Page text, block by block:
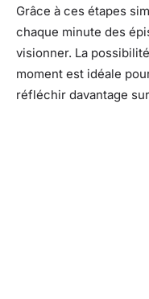
Grâce à ces étapes
chaque minute des
visionner. La
moment est idéale
réfléchir davantage